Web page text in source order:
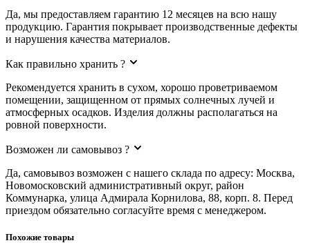
Да, мы предоставляем гарантию 12 месяцев на всю нашу
продукцию. Гарантия покрывает производственные дефекты
и нарушения качества материалов.
Как правильно хранить ?
Рекомендуется хранить в сухом, хорошо проветриваемом
помещении, защищенном от прямых солнечных лучей и
атмосферных осадков. Изделия должны располагаться на
ровной поверхности.
Возможен ли самовывоз ?
Да, самовывоз возможен с нашего склада по адресу: Москва,
Новомосковский административный округ, район
Коммунарка, улица Адмирала Корнилова, 88, корп. 8. Перед
приездом обязательно согласуйте время с менеджером.
Похожие товары